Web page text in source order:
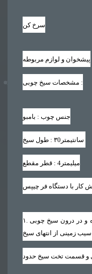
سرخ کن
پیشخوان و لوازم مربوطه
مشخصات سیخ چوبی :
جنس چوب : بامبو
طول سیخ : ۳0 سانتیمتر
قطر مقطع : 4 میلیمتر
کار با دستگاه فر چیپس
۱
زمینی از انتهای سیخ